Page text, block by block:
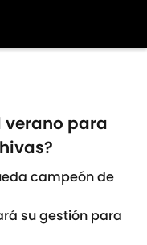
verano para
campeón de
su gestión para